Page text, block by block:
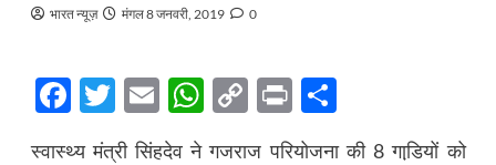
भारत न्यूज़ मंगल 8 जनवरी, 2019 0
Facebook
Twitter
EmailWhatsApp
Copy
Link
PrintShare
स्वास्थ्य मंत्री सिंहदेव ने गजराज परियोजना की 8 गाडि़यों को